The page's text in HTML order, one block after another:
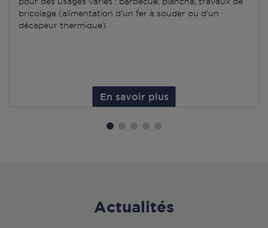
bricolage (alimentation d'un fer à souder ou d'un
décapeur thermique).
En savoir plus
Actualités